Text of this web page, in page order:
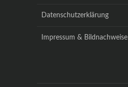
Datenschutzerklärung
Impressum & Bildnachweise